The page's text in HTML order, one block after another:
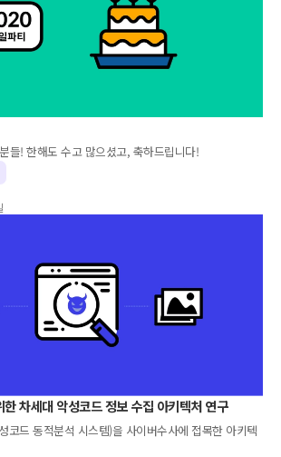
들! 한해도 수고 많으셨고, 축하드립니다!
차세대 악성코드 정보 수집 아키텍처 연구
코드 동적분석 시스템)을 사이버수사에 접목한 아키텍